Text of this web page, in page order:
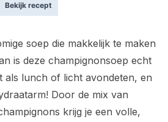
Bekijk recept
soep die makkelijk te maken
is deze champignonsoep echt
als lunch of licht avondeten, en
Door de mix van
krijg je een volle,